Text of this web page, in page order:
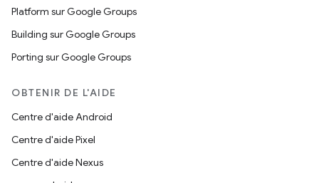
Platform sur Google Groups
Building sur Google Groups
Porting sur Google Groups
OBTENIR DE L'AIDE
Centre d'aide Android
Centre d'aide Pixel
Centre d'aide Nexus